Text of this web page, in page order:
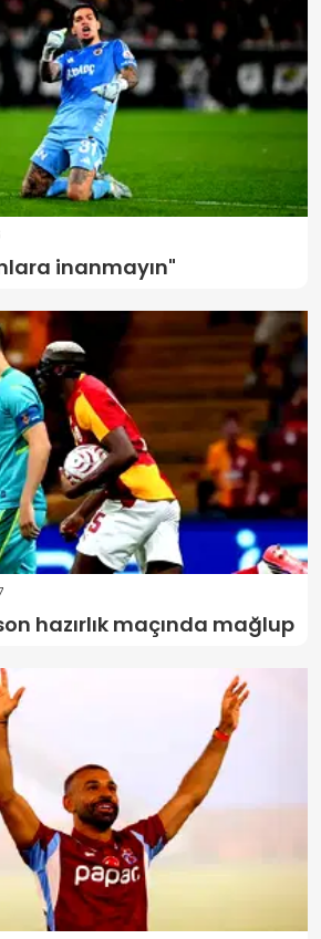
inanmayın"
hazırlık maçında mağlup